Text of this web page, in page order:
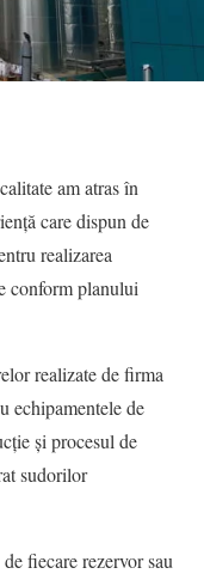
am atras în
care dispun de
realizarea
conform planului
realizate de firma
echipamentele de
și procesul de
sudorilor
fiecare rezervor sau